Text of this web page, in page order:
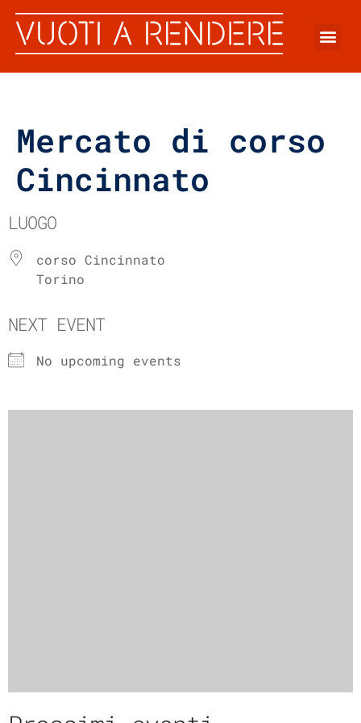
Mercato di corso
Cincinnato
LUOGO
corso Cincinnato
Torino
NEXT EVENT
No upcoming events